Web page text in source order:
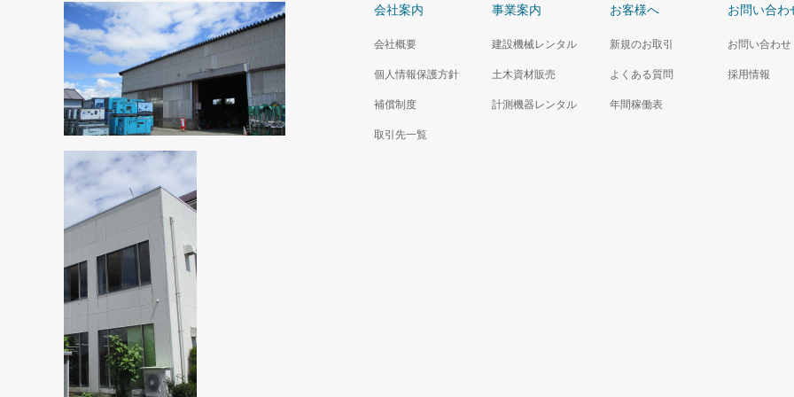
会社案内
会社概要
個人情報保護方針
補償制度
取引先一覧
事業案内
建設機械レンタル
土木資材販売
計測機器レンタル
お客様へ
新規のお取引
よくある質問
年間稼働表
お問い合わ
お問い合わせ
採用情報